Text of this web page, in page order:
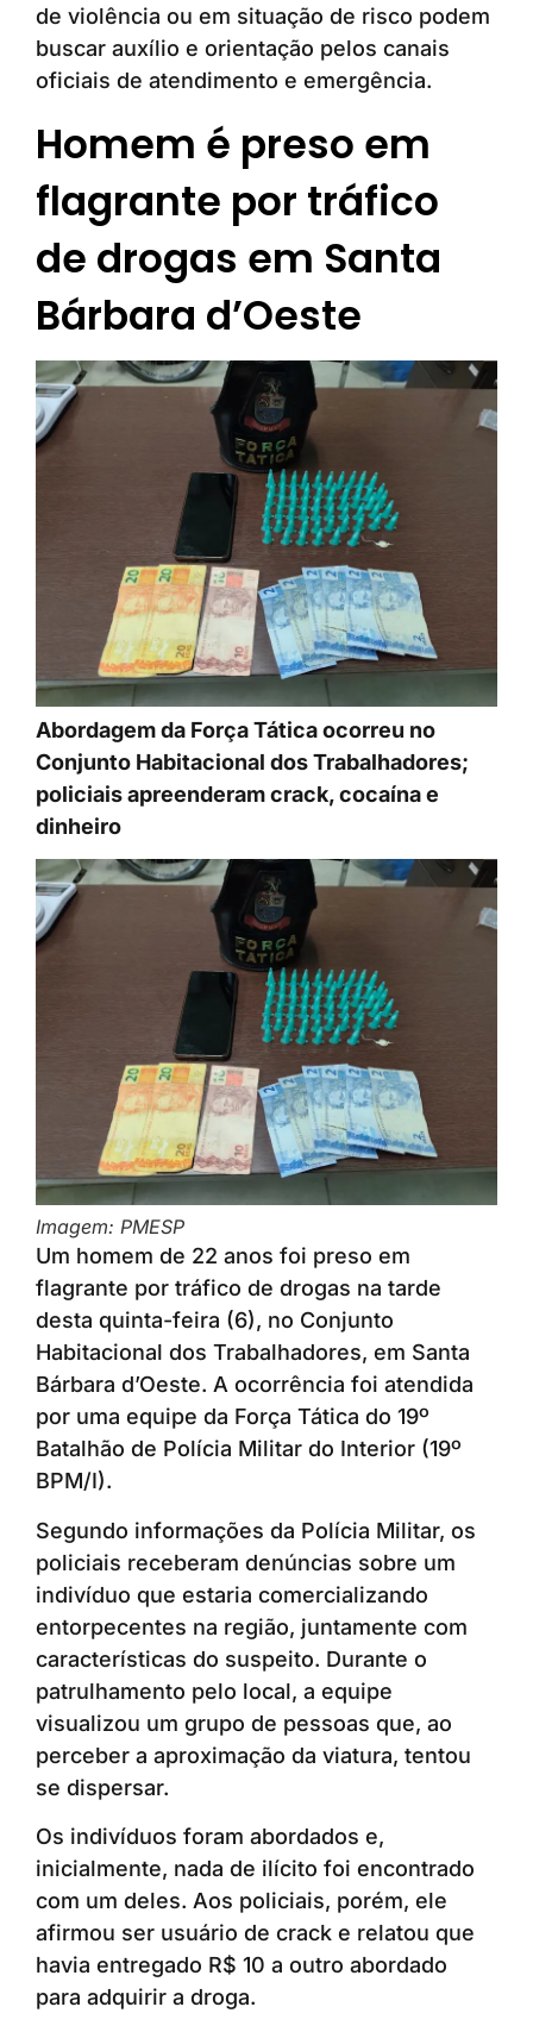
de violência ou em situação de risco podem
buscar auxílio e orientação pelos canais
oficiais de atendimento e emergência.
Homem é preso em
flagrante por tráfico
de drogas em Santa
Bárbara d’Oeste
Abordagem da Força Tática ocorreu no
Conjunto Habitacional dos Trabalhadores;
policiais apreenderam crack, cocaína e
dinheiro
Imagem: PMESP
Um homem de 22 anos foi preso em
flagrante por tráfico de drogas na tarde
desta quinta-feira (6), no Conjunto
Habitacional dos Trabalhadores, em Santa
Bárbara d’Oeste. A ocorrência foi atendida
por uma equipe da Força Tática do 19º
Batalhão de Polícia Militar do Interior (19º
BPM/I).
Segundo informações da Polícia Militar, os
policiais receberam denúncias sobre um
indivíduo que estaria comercializando
entorpecentes na região, juntamente com
características do suspeito. Durante o
patrulhamento pelo local, a equipe
visualizou um grupo de pessoas que, ao
perceber a aproximação da viatura, tentou
se dispersar.
Os indivíduos foram abordados e,
inicialmente, nada de ilícito foi encontrado
com um deles. Aos policiais, porém, ele
afirmou ser usuário de crack e relatou que
havia entregado R$ 10 a outro abordado
para adquirir a droga.